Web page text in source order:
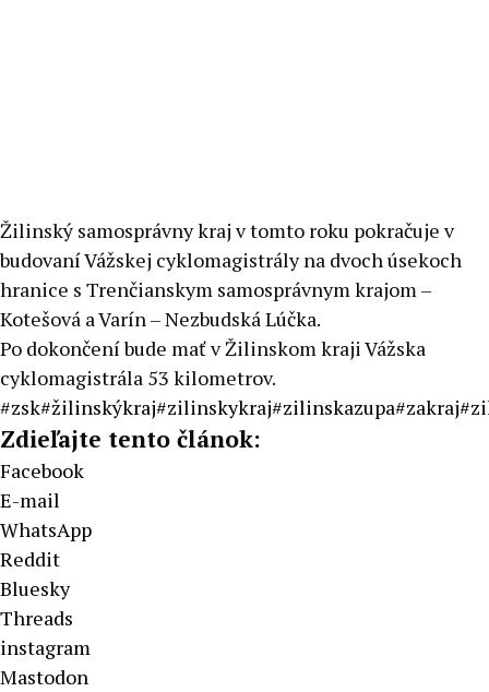
Žilinský samosprávny kraj v tomto roku pokračuje v
budovaní Vážskej cyklomagistrály na dvoch úsekoch
hranice s Trenčianskym samosprávnym krajom –
Kotešová a Varín – Nezbudská Lúčka.
Po dokončení bude mať v Žilinskom kraji Vážska
cyklomagistrála 53 kilometrov.
#zsk#žilinskýkraj#zilinskykraj#zilinskazupa#zakraj
Zdieľajte tento článok:
Facebook
E-mail
WhatsApp
Reddit
Bluesky
Threads
instagram
Mastodon